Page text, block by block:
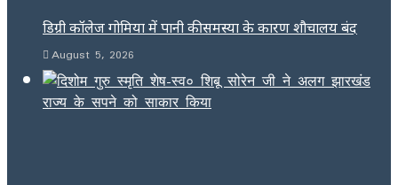
डिग्री कॉलेज गोमिया में पानी की समस्या के कारण शौचालय बंद
August 5, 2026